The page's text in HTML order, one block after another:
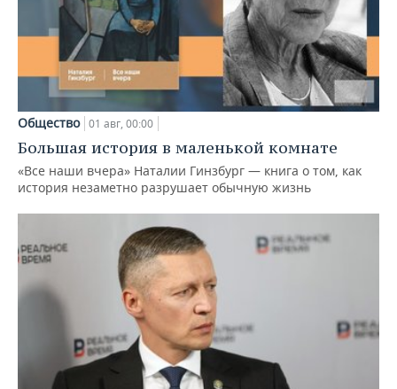
Общество 01 авг, 00:00
Большая история в маленькой комнате
«Все наши вчера» Наталии Гинзбург — книга о том, как
история незаметно разрушает обычную жизнь